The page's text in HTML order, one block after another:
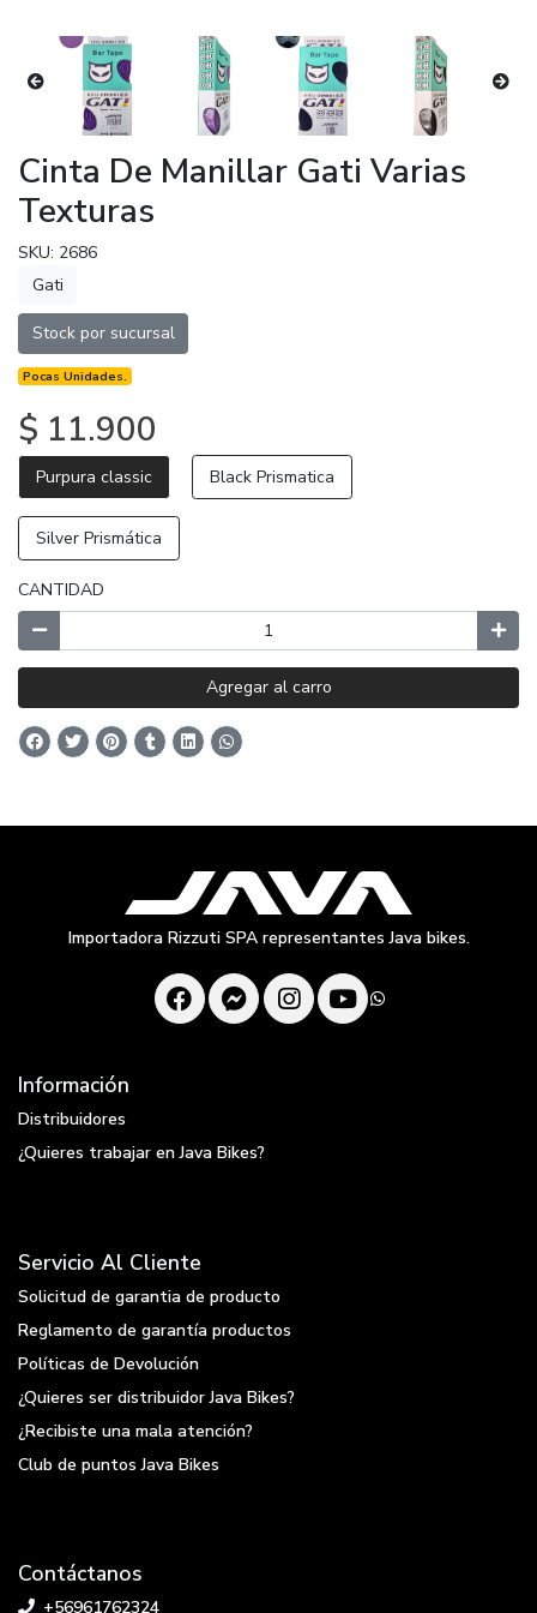
Cinta De Manillar Gati Varias
Texturas
SKU: 2686
Gati
Stock por sucursal
Pocas Unidades.
$ 11.900
Purpura classic Black Prismatica
Silver Prismática
CANTIDAD
Agregar al carro
Importadora Rizzuti SPA representantes Java bikes.
Información
Distribuidores
¿Quieres trabajar en Java Bikes?
Servicio Al Cliente
Solicitud de garantia de producto
Reglamento de garantía productos
Políticas de Devolución
¿Quieres ser distribuidor Java Bikes?
¿Recibiste una mala atención?
Club de puntos Java Bikes
Contáctanos
+56961762324